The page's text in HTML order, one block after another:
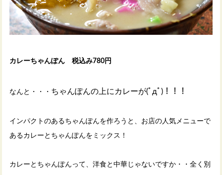
カレーちゃんぽん 税込み780円
なんと・・・ ちゃんぽんの上にカレーが(ﾟдﾟ)！！！
インパクトのあるちゃんぽんを作ろうと、お店の人気メニューで
あるカレーとちゃんぽんをミックス！
カレーとちゃんぽんって、洋食と中華じゃないですか・・全く別